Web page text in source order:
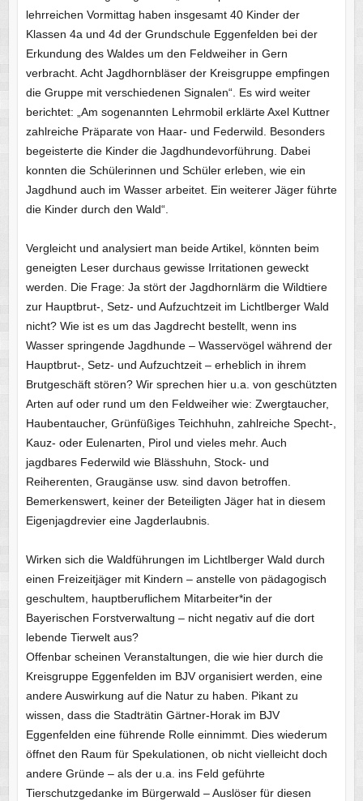
lehrreichen Vormittag haben insgesamt 40 Kinder der
Klassen 4a und 4d der Grundschule Eggenfelden bei der
Erkundung des Waldes um den Feldweiher in Gern
verbracht. Acht Jagdhornbläser der Kreisgruppe empfingen
die Gruppe mit verschiedenen Signalen“. Es wird weiter
berichtet: „Am sogenannten Lehrmobil erklärte Axel Kuttner
zahlreiche Präparate von Haar- und Federwild. Besonders
begeisterte die Kinder die Jagdhundevorführung. Dabei
konnten die Schülerinnen und Schüler erleben, wie ein
Jagdhund auch im Wasser arbeitet. Ein weiterer Jäger führte
die Kinder durch den Wald“.
Vergleicht und analysiert man beide Artikel, könnten beim
geneigten Leser durchaus gewisse Irritationen geweckt
werden. Die Frage: Ja stört der Jagdhornlärm die Wildtiere
zur Hauptbrut-, Setz- und Aufzuchtzeit im Lichtlberger Wald
nicht? Wie ist es um das Jagdrecht bestellt, wenn ins
Wasser springende Jagdhunde – Wasservögel während der
Hauptbrut-, Setz- und Aufzuchtzeit – erheblich in ihrem
Brutgeschäft stören? Wir sprechen hier u.a. von geschützten
Arten auf oder rund um den Feldweiher wie: Zwergtaucher,
Haubentaucher, Grünfüßiges Teichhuhn, zahlreiche Specht-,
Kauz- oder Eulenarten, Pirol und vieles mehr. Auch
jagdbares Federwild wie Blässhuhn, Stock- und
Reiherenten, Graugänse usw. sind davon betroffen.
Bemerkenswert, keiner der Beteiligten Jäger hat in diesem
Eigenjagdrevier eine Jagderlaubnis.
Wirken sich die Waldführungen im Lichtlberger Wald durch
einen Freizeitjäger mit Kindern – anstelle von pädagogisch
geschultem, hauptberuflichem Mitarbeiter*in der
Bayerischen Forstverwaltung – nicht negativ auf die dort
lebende Tierwelt aus?
Offenbar scheinen Veranstaltungen, die wie hier durch die
Kreisgruppe Eggenfelden im BJV organisiert werden, eine
andere Auswirkung auf die Natur zu haben. Pikant zu
wissen, dass die Stadträtin Gärtner-Horak im BJV
Eggenfelden eine führende Rolle einnimmt. Dies wiederum
öffnet den Raum für Spekulationen, ob nicht vielleicht doch
andere Gründe – als der u.a. ins Feld geführte
Tierschutzgedanke im Bürgerwald – Auslöser für diesen